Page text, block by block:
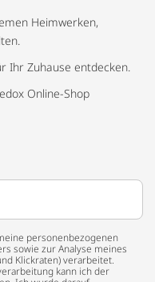
Heimwerken,
Ihr Zuhause entdecken.
Online-Shop
personenbezogenen
sowie zur Analyse meines
Klickraten) verarbeitet.
kann ich der